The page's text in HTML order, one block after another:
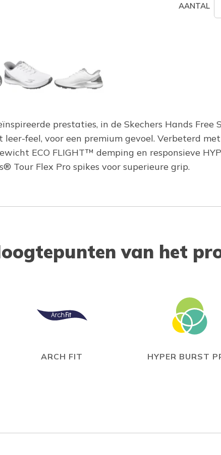
AANTAL
prestaties, in de Skechers Hands
feel, voor een premium gevoel. Verbeterd
ECO FLIGHT™ demping en responsieve
Tour Flex Pro spikes voor superieure grip.
van het
ARCH FIT HYPER BURST